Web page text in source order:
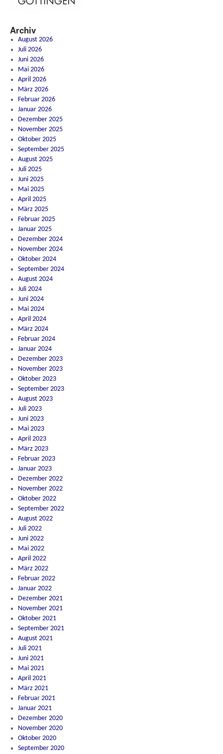
Archiv
August 2026
Juli 2026
Juni 2026
Mai 2026
April 2026
März 2026
Februar 2026
Januar 2026
Dezember 2025
November 2025
Oktober 2025
September 2025
August 2025
Juli 2025
Juni 2025
Mai 2025
April 2025
März 2025
Februar 2025
Januar 2025
Dezember 2024
November 2024
Oktober 2024
September 2024
August 2024
Juli 2024
Juni 2024
Mai 2024
April 2024
März 2024
Februar 2024
Januar 2024
Dezember 2023
November 2023
Oktober 2023
September 2023
August 2023
Juli 2023
Juni 2023
Mai 2023
April 2023
März 2023
Februar 2023
Januar 2023
Dezember 2022
November 2022
Oktober 2022
September 2022
August 2022
Juli 2022
Juni 2022
Mai 2022
April 2022
März 2022
Februar 2022
Januar 2022
Dezember 2021
November 2021
Oktober 2021
September 2021
August 2021
Juli 2021
Juni 2021
Mai 2021
April 2021
März 2021
Februar 2021
Januar 2021
Dezember 2020
November 2020
Oktober 2020
September 2020